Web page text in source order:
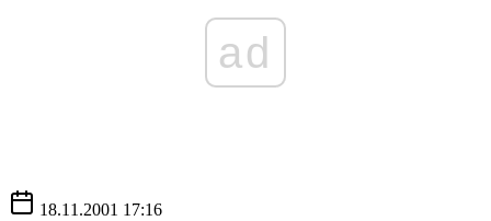
ad
18.11.2001 17:16